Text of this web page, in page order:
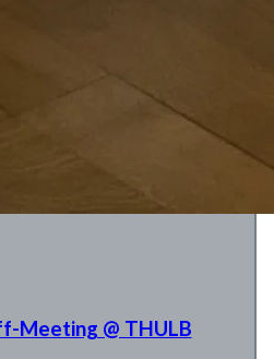
Meeting @ THULB